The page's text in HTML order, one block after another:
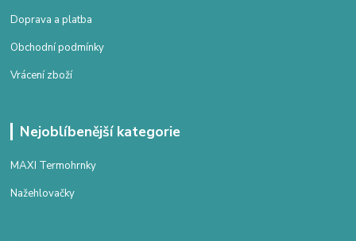
Doprava a platba
Obchodní podmínky
Vrácení zboží
Nejoblíbenější kategorie
MAXI Termohrnky
Nažehlovačky